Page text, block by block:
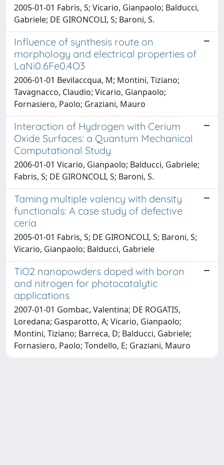
2005-01-01 Fabris, S; Vicario, Gianpaolo; Balducci,
Gabriele; DE GIRONCOLI, S; Baroni, S.
Influence of synthesis route on
morphology and electrical properties of
LaNi0.6Fe0.4O3
2006-01-01 Bevilaccqua, M; Montini, Tiziano;
Tavagnacco, Claudio; Vicario, Gianpaolo;
Fornasiero, Paolo; Graziani, Mauro
Interaction of Hydrogen with Cerium
Oxide Surfaces: a Quantum Mechanical
Computational Study
2006-01-01 Vicario, Gianpaolo; Balducci, Gabriele;
Fabris, S; DE GIRONCOLI, S; Baroni, S.
Taming multiple valency with density
functionals: A case study of defective
ceria
2005-01-01 Fabris, S; DE GIRONCOLI, S; Baroni, S;
Vicario, Gianpaolo; Balducci, Gabriele
TiO2 nanopowders doped with boron
and nitrogen for photocatalytic
applications
2007-01-01 Gombac, Valentina; DE ROGATIS,
Loredana; Gasparotto, A; Vicario, Gianpaolo;
Montini, Tiziano; Barreca, D; Balducci, Gabriele;
Fornasiero, Paolo; Tondello, E; Graziani, Mauro